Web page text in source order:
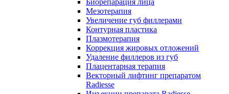
Биорепарация лица
Мезотерапия
Увеличение губ филлерами
Контурная пластика
Плазмотерапия
Коррекция жировых отложений
Удаление филлеров из губ
Плацентарная терапия
Векторный лифтинг препаратом
Radiesse